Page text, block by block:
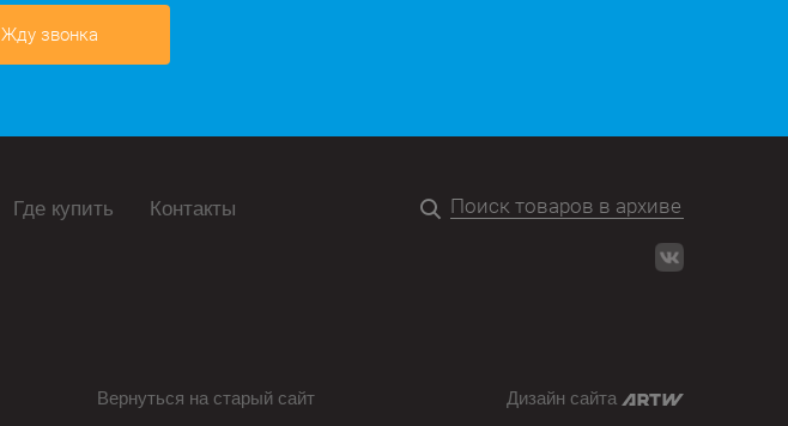
Жду звонка
Где купить Контакты
Вернуться на старый сайт Дизайн сайта